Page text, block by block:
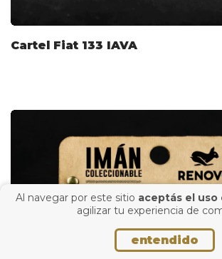
Al navegar por este sitio aceptás el uso
agilizar tu experiencia de
entendido
Cartel Fiat 133 IAVA